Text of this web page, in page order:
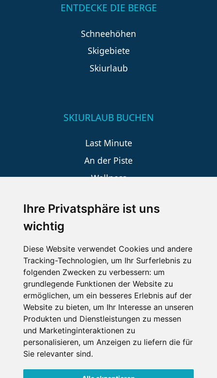
Ihre Privatsphäre ist uns
wichtig
Diese Website verwendet Cookies und andere
Tracking-Technologien, um Ihr Surferlebnis zu
folgenden Zwecken zu verbessern: um
grundlegende Funktionen der Website zu
ermöglichen, um ein besseres Erlebnis auf der
Website zu bieten, um Ihr Interesse an unseren
Produkten und Dienstleistungen zu messen
und Marketinginteraktionen zu
personalisieren, um Anzeigen zu liefern die für
Sie relevanter sind.
ENTDECKE DIE BERGE
Schneehöhen
Skigebiete
Skiurlaub
SKIURLAUB BUCHEN
Last Minute
An der Piste
Wellness
SCHNEEHÖHEN SKI APP
Die Schneehoehen Ski APP für iOS und Android - Ein
Muss für alle Wintersportler und Schneefreaks!
Impressum
Nutzungsbedingungen